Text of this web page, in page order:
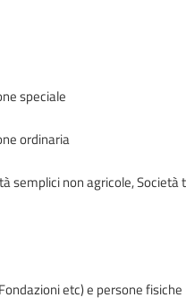
speciale
ordinaria
semplici non agricole, Società
etc) e persone fisiche